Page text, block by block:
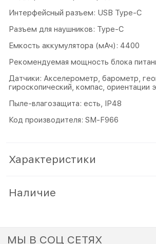
Интерфейсный разъем: USB Type-C
Разъем для наушников: Type-C
Емкость аккумулятора (мАч): 4400
Рекомендуемая мощность блока
Датчики: Акселерометр, барометр,
гироскопический, компас, ориентации
Пыле-влагозащита: есть, IP48
Код производителя: SM-F966
Характеристики
Наличие
МЫ В СОЦ СЕТЯХ